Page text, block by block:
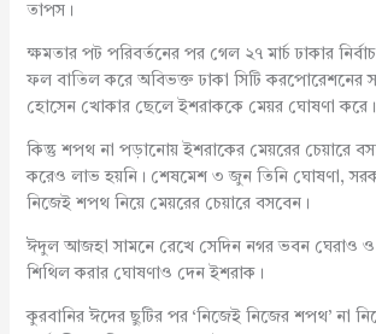
তাপস।
ক্ষমতার পট পরিবর্তনের পর গেল ২৭ মার্চ ঢাকার
ফল বাতিল করে অবিভক্ত ঢাকা সিটি করপোরেশনের
হোসেন খোকার ছেলে ইশরাককে মেয়র ঘোষণা করে।
কিন্তু শপথ না পড়ানোয় ইশরাকের মেয়রের চেয়ারে
করেও লাভ হয়নি। শেষমেশ ৩ জুন তিনি ঘোষণা,
নিজেই শপথ নিয়ে মেয়রের চেয়ারে বসবেন।
ঈদুল আজহা সামনে রেখে সেদিন নগর ভবন ঘেরাও ও
শিথিল করার ঘোষণাও দেন ইশরাক।
কুরবানির ঈদের ছুটির পর ‘নিজেই নিজের শপথ’ না